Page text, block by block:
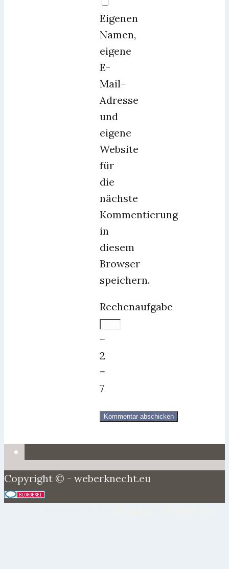
Eigenen
Namen,
eigene
E-
Mail-
Adresse
und
eigene
Website
für
die
nächste
Kommentierung
in
diesem
Browser
speichern.
Rechenaufgabe
−
2
=
7
Copyright © - weberknecht.eu